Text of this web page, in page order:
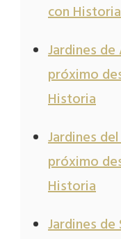
con Historia
Jardines
próximo
Historia
Jardines
próximo
Historia
Jardines